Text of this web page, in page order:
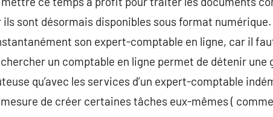
sont désormais disponibles sous format
son expert-comptable en ligne, car il
un comptable en ligne permet de détenir une
qu’avec les services d’un expert-comptable
de créer certaines tâches eux-mêmes (